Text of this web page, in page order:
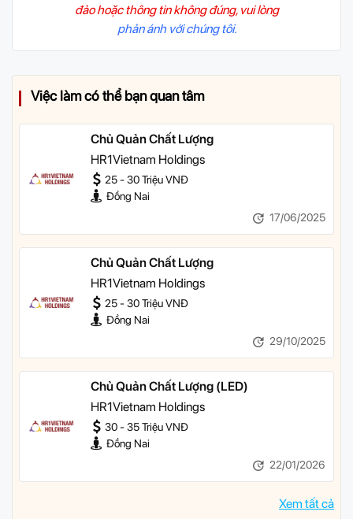
đảo hoặc thông tin không đúng, vui lòng
phản ánh với chúng tôi.
Việc làm có thể bạn quan tâm
Chủ Quản Chất Lượng
HR1Vietnam Holdings
25 - 30 Triệu VNĐ
Đồng Nai
17/06/2025
Chủ Quản Chất Lượng
HR1Vietnam Holdings
25 - 30 Triệu VNĐ
Đồng Nai
29/10/2025
Chủ Quản Chất Lượng (LED)
HR1Vietnam Holdings
30 - 35 Triệu VNĐ
Đồng Nai
22/01/2026
Xem tất cả